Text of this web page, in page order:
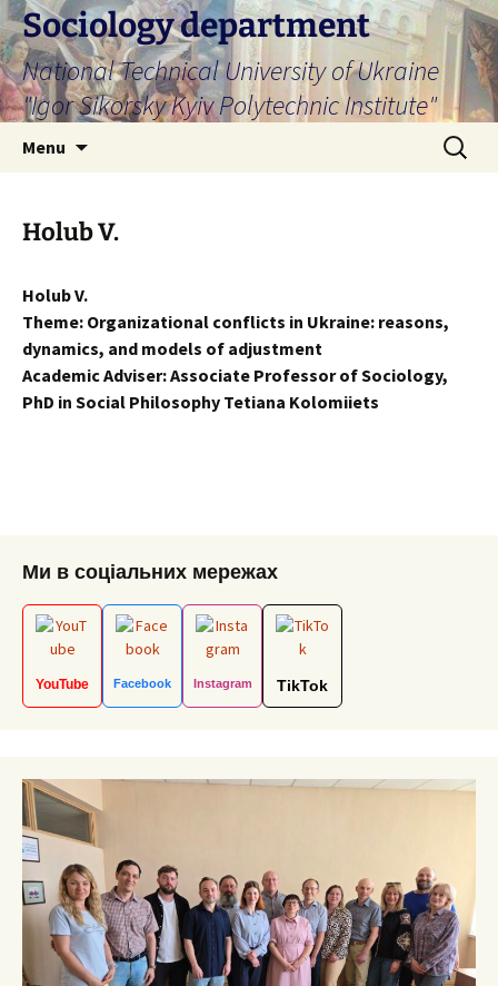
Skip
to
content
Sociology department
National Technical University of Ukraine
"Igor Sikorsky Kyiv Polytechnic Institute"
Menu
Search
for:
Holub V.
Holub V.
Theme: Organizational conflicts in Ukraine: reasons,
dynamics, and models of adjustment
Academic Adviser: Associate Professor of Sociology,
PhD in Social Philosophy Tetiana Kolomiiets
Ми в соціальних мережах
YouTube Facebook Instagram TikTok